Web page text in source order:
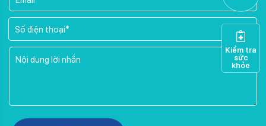
Please leave this field empty.
Kiểm tra
sức
khỏe